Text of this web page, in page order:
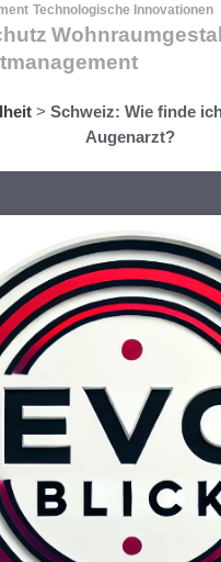
Technologische Innovationen
> Schweiz: Wie finde
Augenarzt?